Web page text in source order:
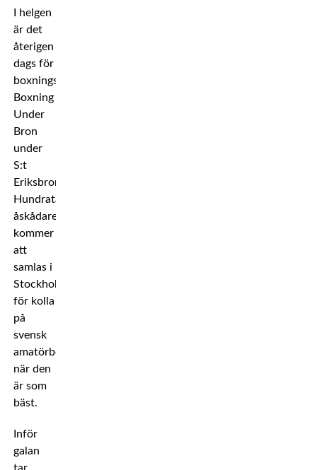
I helgen
är det
återigen
dags för
boxningsfesten
Boxning
Under
Bron
under
S:t
Eriksbron.
Hundratals
åskådare
kommer
att
samlas i
Stockholm
för kolla
på
svensk
amatörboxning
när den
är som
bäst.
Inför
galan